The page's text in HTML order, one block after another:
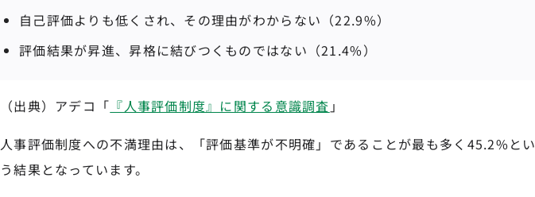
自己評価よりも低くされ、その理由がわからない（22.9%）
評価結果が昇進、昇格に結びつくものではない（21.4%）
（出典）アデコ「 『人事評価制度』に関する意識調査 」
人事評価制度への不満理由は、「評価基準が不明確」であることが最も多く45.2%とい
う結果となっています。